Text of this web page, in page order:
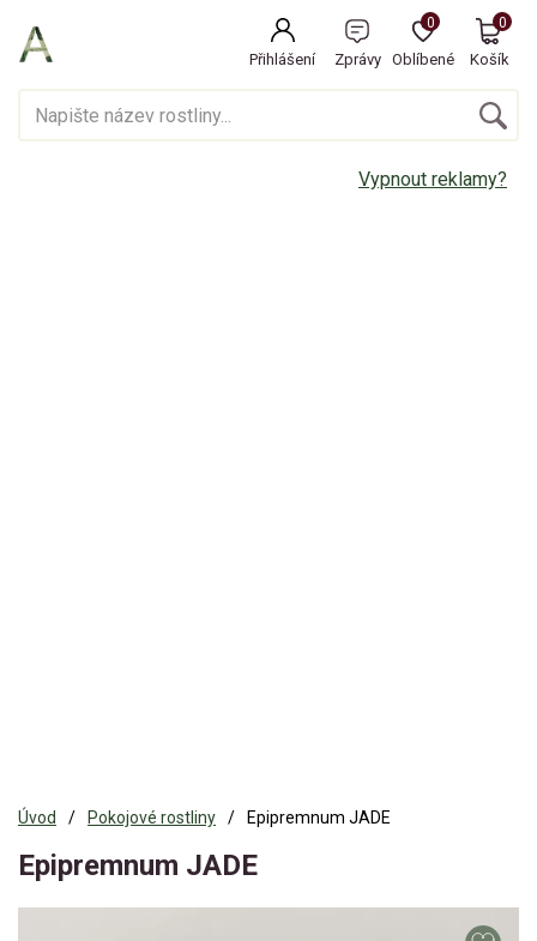
Přihlášení Zprávy Oblíbené
0
Košík
0
Vypnout reklamy?
Úvod Pokojové rostliny Epipremnum JADE
Epipremnum JADE